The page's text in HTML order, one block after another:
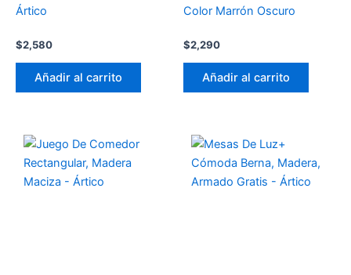
Ártico
$2,580
Añadir al carrito
Color Marrón Oscuro
$2,290
Añadir al carrito